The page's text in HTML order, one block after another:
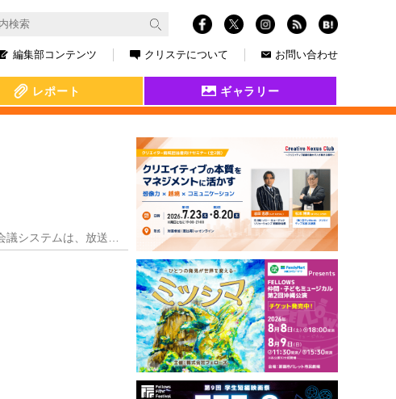
編集部コンテンツ クリステについて お問い合わせ
レポート ギャラリー